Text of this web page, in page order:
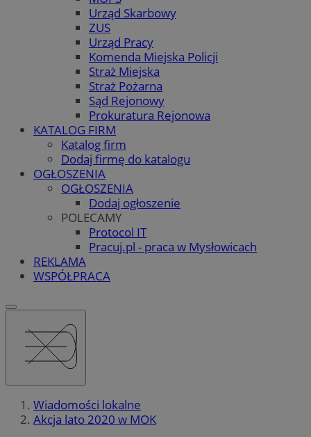
Urząd Skarbowy
ZUS
Urząd Pracy
Komenda Miejska Policji
Straż Miejska
Straż Pożarna
Sąd Rejonowy
Prokuratura Rejonowa
KATALOG FIRM
Katalog firm
Dodaj firmę do katalogu
OGŁOSZENIA
OGŁOSZENIA
Dodaj ogłoszenie
POLECAMY
Protocol IT
Pracuj.pl - praca w Mysłowicach
REKLAMA
WSPÓŁPRACA
Wiadomości lokalne
Akcja lato 2020 w MOK